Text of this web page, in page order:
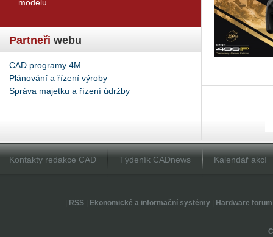
modelu
Partneři webu
CAD programy 4M
Plánování a řízení výroby
Správa majetku a řízení údržby
Kontakty redakce CAD Týdeník CADnews Kalendář akcí
RSS| Ekonomické a informační systémy| Hardware forum